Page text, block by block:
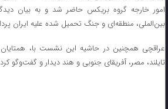
امور خارجه گروه بریکس حاضر شد و به بیان
بین‌الملی، منطقه‌ای و جنگ تحمیل شده علیه ایران
عراقچی همچنین در حاشیه این نشست با، همتایان
تایلند، مصر، آفریقای جنوبی و هند دیدار و گفت‌وگو کرد.